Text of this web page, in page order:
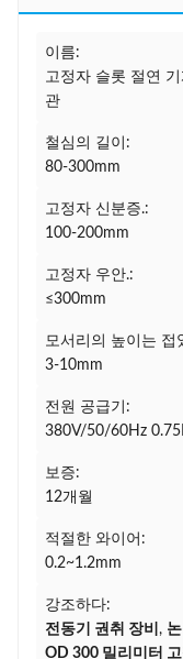
이름:
고정자 슬롯 절연
관
철심의 길이:
80-300mm
고정자 신분증.:
100-200mm
고정자 우안.:
≤300mm
모서리의 높이는 접
3-10mm
전원 공급기:
380V/50/60Hz
보증:
12개월
적절한 와이어:
0.2~1.2mm
강조하다:
전동기 권취 장비 ,
OD 300 밀리미터